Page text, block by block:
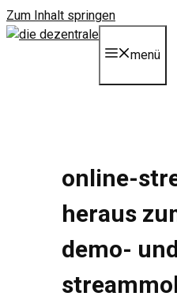
Zum Inhalt springen
menü
online-
heraus
demo-